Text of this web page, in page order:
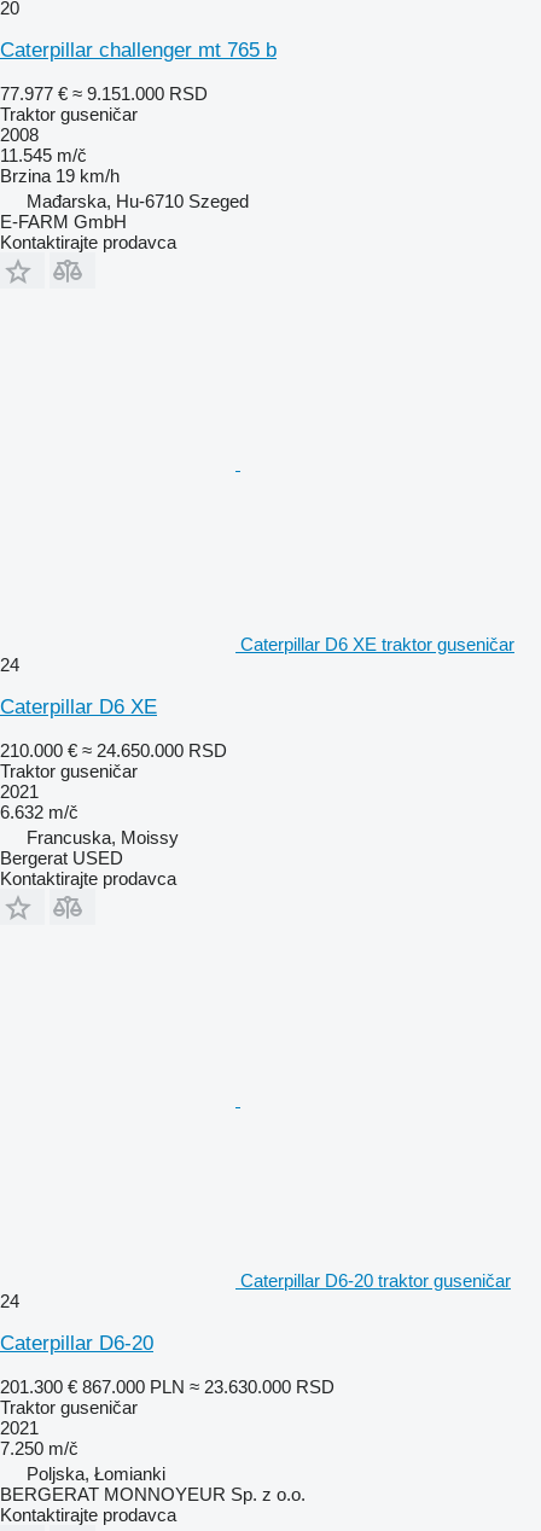
20
Caterpillar challenger mt 765 b
77.977 € ≈ 9.151.000 RSD
Traktor guseničar
2008
11.545 m/č
Brzina 19 km/h
Mađarska, Hu-6710 Szeged
E-FARM GmbH
Kontaktirajte prodavca
Caterpillar D6 XE traktor guseničar
24
Caterpillar D6 XE
210.000 € ≈ 24.650.000 RSD
Traktor guseničar
2021
6.632 m/č
Francuska, Moissy
Bergerat USED
Kontaktirajte prodavca
Caterpillar D6-20 traktor guseničar
24
Caterpillar D6-20
201.300 € 867.000 PLN ≈ 23.630.000 RSD
Traktor guseničar
2021
7.250 m/č
Poljska, Łomianki
BERGERAT MONNOYEUR Sp. z o.o.
Kontaktirajte prodavca